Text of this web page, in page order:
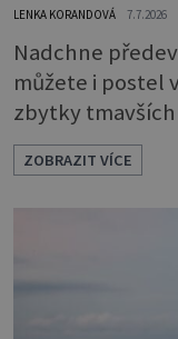
LENKA KORANDOVÁ 7.7.2026
Nadchne
můžete i postel
zbytky
se hodit i tam. Budete potřebovat: - zbytky
barevně
látky na vnitřní
- 2 knoflíky -
vlizelínu -
strana s aplikací
ZOBRAZIT VÍCE